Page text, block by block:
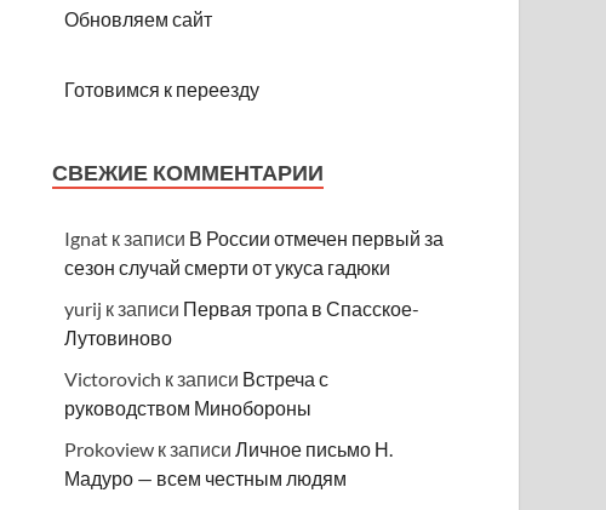
Обновляем сайт
Готовимся к переезду
СВЕЖИЕ КОММЕНТАРИИ
Ignat к записи В России отмечен первый за
сезон случай смерти от укуса гадюки
yurij к записи Первая тропа в Спасское-
Лутовиново
Victorovich к записи Встреча с
руководством Минобороны
Prokoview к записи Личное письмо Н.
Мадуро — всем честным людям